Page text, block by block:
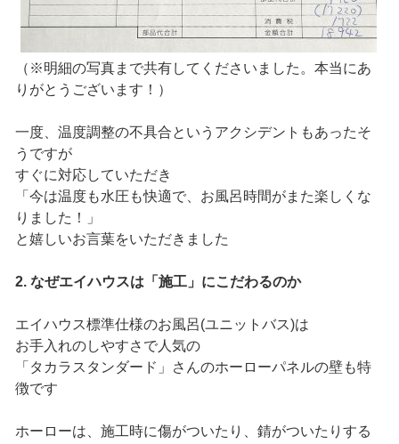
（※明細の写真まで共有してくださいました。本当にあ
りがとうございます！）
一度、温度調整の不具合というアクシデントもあったそ
うですが
すぐに対応していただき
「今は温度も水圧も快適で、お風呂時間がまた楽しくな
りました！」
と嬉しいお言葉をいただきました
2. なぜエイハウスは「施工」にこだわるのか
エイハウス標準仕様のお風呂(ユニットバス)は
お手入れのしやすさで人気の
「タカラスタンダード」さんのホーローパネルの壁も特
徴です
ホーローは、施工時に傷がついたり、錆がついたりする